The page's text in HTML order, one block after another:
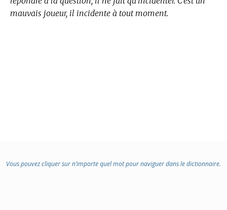
mauvais joueur, il incidente à tout moment.
Vous pouvez cliquer sur n’importe quel mot pour naviguer dans le dictionnaire.